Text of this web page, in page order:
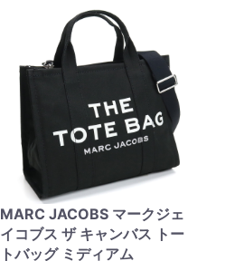
MARC JACOBS マークジェ
イコブス ザ キャンバス トー
トバッグ ミディアム